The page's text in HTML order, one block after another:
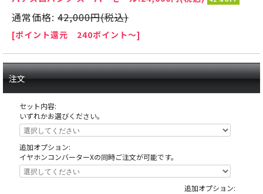
天井の木枠部分に島へ固定する為にホールが空けたネジ穴がありますが、これ
通常価格: 42,000円(税込)
[ポイント還元 240ポイント～]
注文
セット内容:
いずれかお選びください。
追加オプション:
イヤホンコンバーターXの同時ご注文が可能です。
追加オプション: